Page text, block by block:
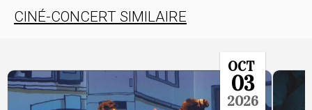
CINÉ-CONCERT SIMILAIRE
OCT
03
2026